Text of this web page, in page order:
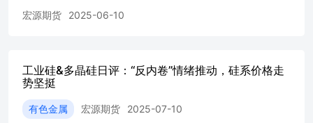
宏源期货 2025-06-10
工业硅&多晶硅日评：“反内卷”情绪推动，硅系价格走
势坚挺
有色金属 宏源期货 2025-07-10